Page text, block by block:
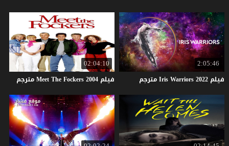
2:05:46
فيلم IrisWarriors2022 مترجم
02:04:10
فيلم MeetTheFockers2004 مترجم